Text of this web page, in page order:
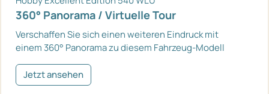
360° Panorama / Virtuelle Tour
Verschaffen Sie sich einen weiteren Eindruck mit
einem 360° Panorama zu diesem Fahrzeug-Modell
Jetzt ansehen